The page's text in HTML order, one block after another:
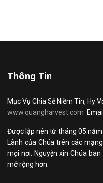
Thông Tin
Mục Vụ Chia Sẻ Niềm Tin, Hy
www.quangharvest.com
Được lập nên từ tháng 05
Lành của Chúa trên các
mọi nơi. Nguyện xin Chúa
mở rộng hơn.